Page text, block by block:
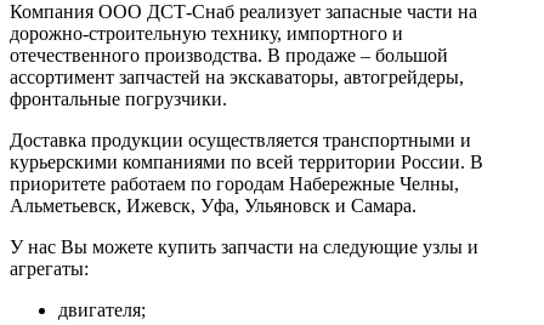
Компания ООО ДСТ-Снаб реализует запасные части на
дорожно-строительную технику, импортного и
отечественного производства. В продаже – большой
ассортимент запчастей на экскаваторы, автогрейдеры,
фронтальные погрузчики.
Доставка продукции осуществляется транспортными и
курьерскими компаниями по всей территории России. В
приоритете работаем по городам Набережные Челны,
Альметьевск, Ижевск, Уфа, Ульяновск и Самара.
У нас Вы можете купить запчасти на следующие узлы и
агрегаты:
двигателя;